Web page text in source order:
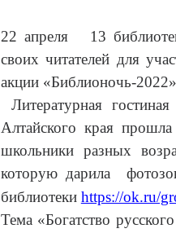
22 апреля 13
своих читателей для
акции «Библионочь-
Литературная
Алтайского края
школьники разных
которую дарила
библиотеки https://ok.ru/
Тема «Богатство